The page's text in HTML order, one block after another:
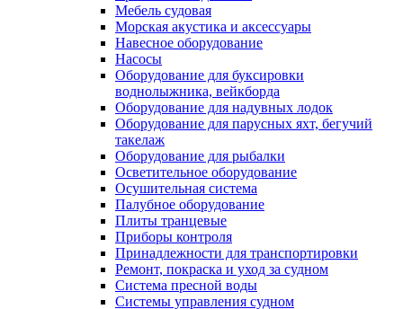
Мебель судовая
Морская акустика и аксессуары
Навесное оборудование
Насосы
Оборудование для буксировки
воднолыжника, вейкборда
Оборудование для надувных лодок
Оборудование для парусных яхт, бегучий
такелаж
Оборудование для рыбалки
Осветительное оборудование
Осушительная система
Палубное оборудование
Плиты транцевые
Приборы контроля
Принадлежности для транспортировки
Ремонт, покраска и уход за судном
Система пресной воды
Системы управления судном